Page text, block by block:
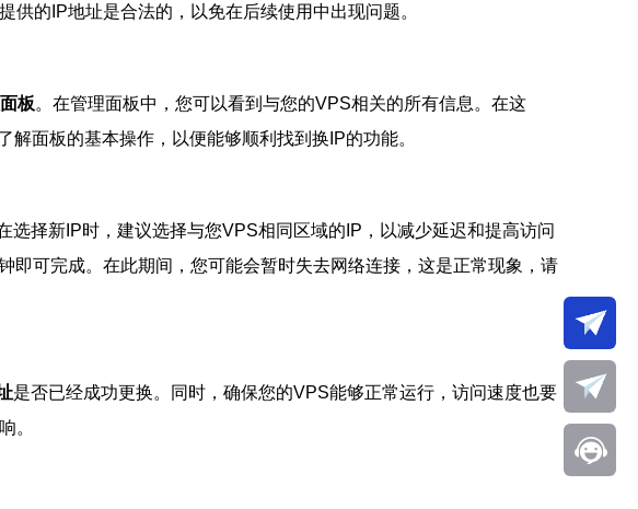
的IP地址是合法的，以免在后续使用中出现问题。
板。在管理面板中，您可以看到与您的VPS相关的所有信息。在这
面板的基本操作，以便能够顺利找到换IP的功能。
择新IP时，建议选择与您VPS相同区域的IP，以减少延迟和提高访问
可完成。在此期间，您可能会暂时失去网络连接，这是正常现象，请
是否已经成功更换。同时，确保您的VPS能够正常运行，访问速度也要
。